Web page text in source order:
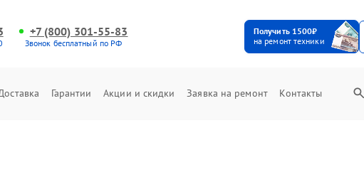
+7 (800) 301-55-83
Звонок бесплатный по РФ
Получить 1500₽
на ремонт техники
Гарантии Акции и скидки Заявка на ремонт Контакты